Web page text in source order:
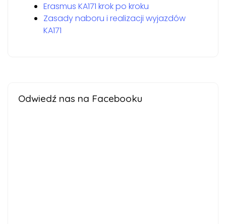
Erasmus KA171 krok po kroku
Zasady naboru i realizacji wyjazdów
KA171
Odwiedź nas na Facebooku